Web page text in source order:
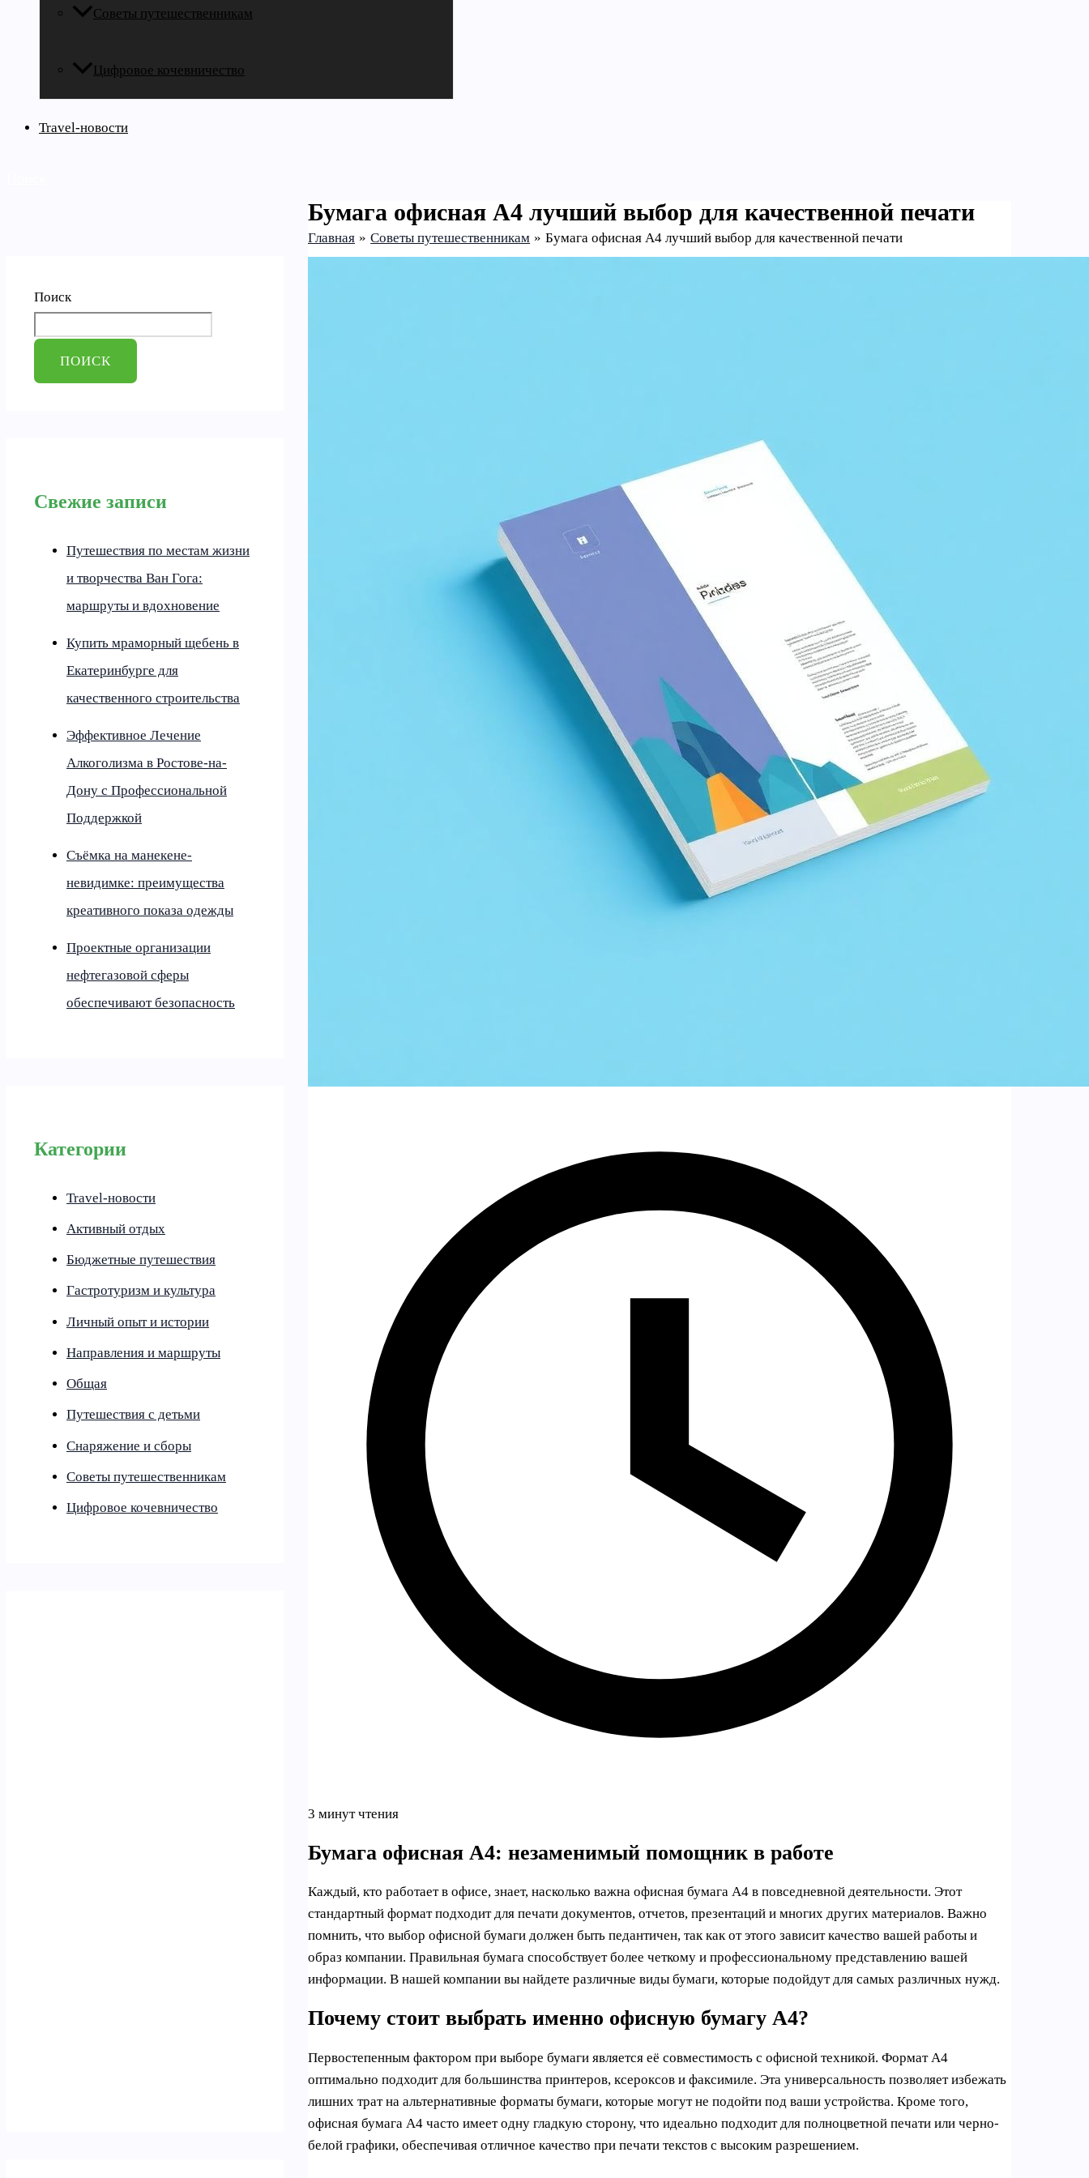
Советы путешественникам
Цифровое кочевничество
Travel-новости
Поиск
ПОИСК
Свежие записи
Путешествия по местам жизни
и творчества Ван Гога:
маршруты и вдохновение
Купить мраморный щебень в
Екатеринбурге для
качественного строительства
Эффективное Лечение
Алкоголизма в Ростове-на-
Дону с Профессиональной
Поддержкой
Съёмка на манекене-
невидимке: преимущества
креативного показа одежды
Проектные организации
нефтегазовой сферы
обеспечивают безопасность
Категории
Travel-новости
Активный отдых
Бюджетные путешествия
Гастротуризм и культура
Личный опыт и истории
Направления и маршруты
Общая
Путешествия с детьми
Снаряжение и сборы
Советы путешественникам
Цифровое кочевничество
Бумага офисная A4 лучший выбор для качественной печати
Главная Советы путешественникам Бумага офисная A4 лучший выбор для качественной печати
3 минут чтения
Бумага офисная A4: незаменимый помощник в работе
Каждый, кто работает в офисе, знает, насколько важна офисная бумага A4 в повседневной деятельности. Этот
стандартный формат подходит для печати документов, отчетов, презентаций и многих других материалов. Важно
помнить, что выбор офисной бумаги должен быть педантичен, так как от этого зависит качество вашей работы и
образ компании. Правильная бумага способствует более четкому и профессиональному представлению вашей
информации. В нашей компании вы найдете различные виды бумаги, которые подойдут для самых различных нужд.
Почему стоит выбрать именно офисную бумагу A4?
Первостепенным фактором при выборе бумаги является её совместимость с офисной техникой. Формат A4
оптимально подходит для большинства принтеров, ксероксов и факсимиле. Эта универсальность позволяет избежать
лишних трат на альтернативные форматы бумаги, которые могут не подойти под ваши устройства. Кроме того,
офисная бумага A4 часто имеет одну гладкую сторону, что идеально подходит для полноцветной печати или черно-
белой графики, обеспечивая отличное качество при печати текстов с высоким разрешением.